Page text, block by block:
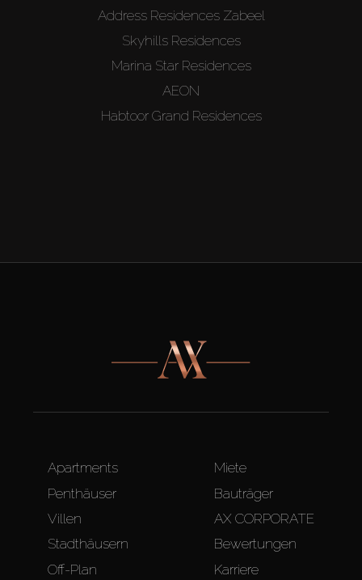
Address Residences Zabeel
Skyhills Residences
Marina Star Residences
AEON
Habtoor Grand Residences
Apartments
Penthäuser
Villen
Stadthäusern
Off-Plan
Miete
Bauträger
AX CORPORATE
Bewertungen
Karriere